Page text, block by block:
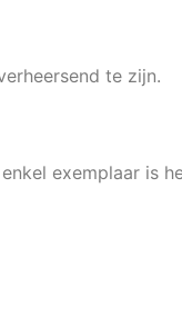
te zijn.
exemplaar is